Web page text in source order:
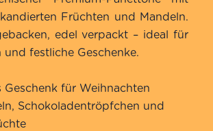
Früchten und Mandeln.
edel verpackt – ideal für
und festliche Geschenke.
Geschenk für Weihnachten
Schokoladentröpfchen und